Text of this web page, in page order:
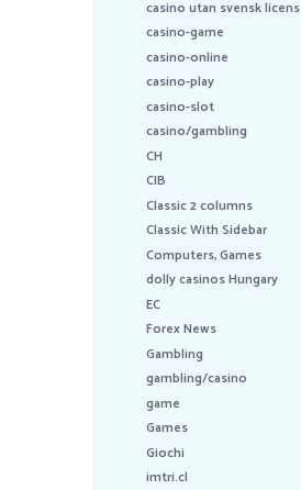
casino utan svensk licens
casino-game
casino-online
casino-play
casino-slot
casino/gambling
CH
CIB
Classic 2 columns
Classic With Sidebar
Computers, Games
dolly casinos Hungary
EC
Forex News
Gambling
gambling/casino
game
Games
Giochi
imtri.cl